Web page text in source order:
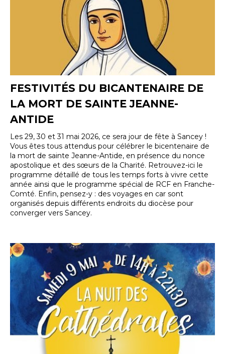
FESTIVITÉS DU BICANTENAIRE DE
LA MORT DE SAINTE JEANNE-
ANTIDE
Les 29, 30 et 31 mai 2026, ce sera jour de fête à Sancey !
Vous êtes tous attendus pour célébrer le bicentenaire de
la mort de sainte Jeanne-Antide, en présence du nonce
apostolique et des sœurs de la Charité. Retrouvez-ici le
programme détaillé de tous les temps forts à vivre cette
année ainsi que le programme spécial de RCF en Franche-
Comté. Enfin, pensez-y : des voyages en car sont
organisés depuis différents endroits du diocèse pour
converger vers Sancey.